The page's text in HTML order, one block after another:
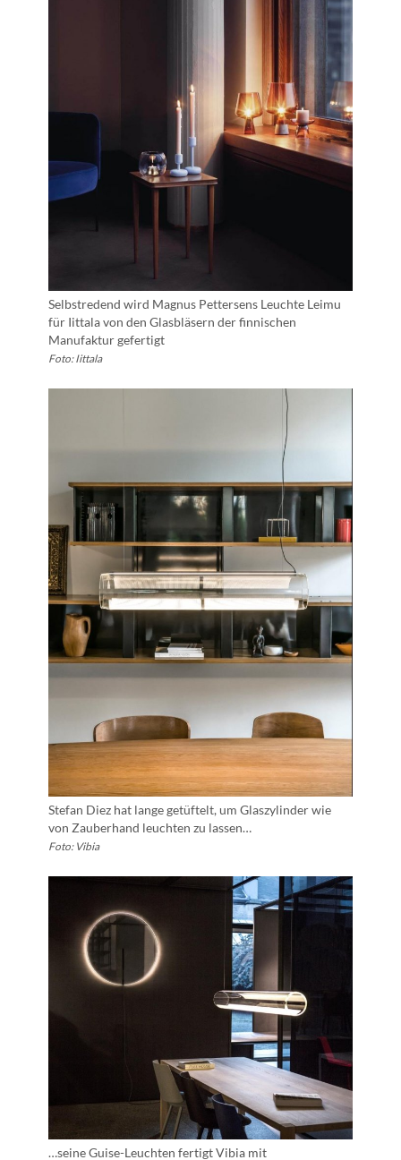
Selbstredend wird Magnus Pettersens Leuchte Leimu
für Iittala von den Glasbläsern der finnischen
Manufaktur gefertigt
Foto: Iittala
Stefan Diez hat lange getüftelt, um Glaszylinder wie
von Zauberhand leuchten zu lassen…
Foto: Vibia
…seine Guise-Leuchten fertigt Vibia mit